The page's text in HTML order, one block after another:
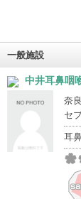
一般施設
中井耳鼻咽
奈
セ
耳